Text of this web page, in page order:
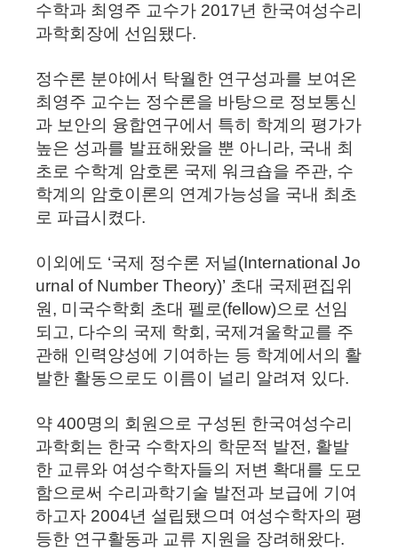
수학과 최영주 교수가 2017년 한국여성수리
과학회장에 선임됐다.
정수론 분야에서 탁월한 연구성과를 보여온
최영주 교수는 정수론을 바탕으로 정보통신
과 보안의 융합연구에서 특히 학계의 평가가
높은 성과를 발표해왔을 뿐 아니라, 국내 최
초로 수학계 암호론 국제 워크숍을 주관, 수
학계의 암호이론의 연계가능성을 국내 최초
로 파급시켰다.
이외에도 ‘국제 정수론 저널(International Jo
urnal of Number Theory)’ 초대 국제편집위
원, 미국수학회 초대 펠로(fellow)으로 선임
되고, 다수의 국제 학회, 국제겨울학교를 주
관해 인력양성에 기여하는 등 학계에서의 활
발한 활동으로도 이름이 널리 알려져 있다.
약 400명의 회원으로 구성된 한국여성수리
과학회는 한국 수학자의 학문적 발전, 활발
한 교류와 여성수학자들의 저변 확대를 도모
함으로써 수리과학기술 발전과 보급에 기여
하고자 2004년 설립됐으며 여성수학자의 평
등한 연구활동과 교류 지원을 장려해왔다.